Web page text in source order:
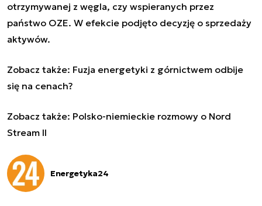
otrzymywanej z węgla, czy wspieranych przez
państwo OZE. W efekcie podjęto decyzję o sprzedaży
aktywów.
Zobacz także: Fuzja energetyki z górnictwem odbije
się na cenach?
Zobacz także: Polsko-niemieckie rozmowy o Nord
Stream II
Energetyka24